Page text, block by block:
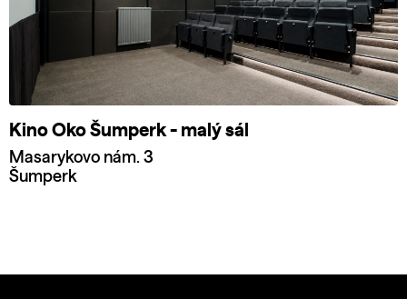
Kino Oko Šumperk - malý sál
Masarykovo nám. 3
Šumperk